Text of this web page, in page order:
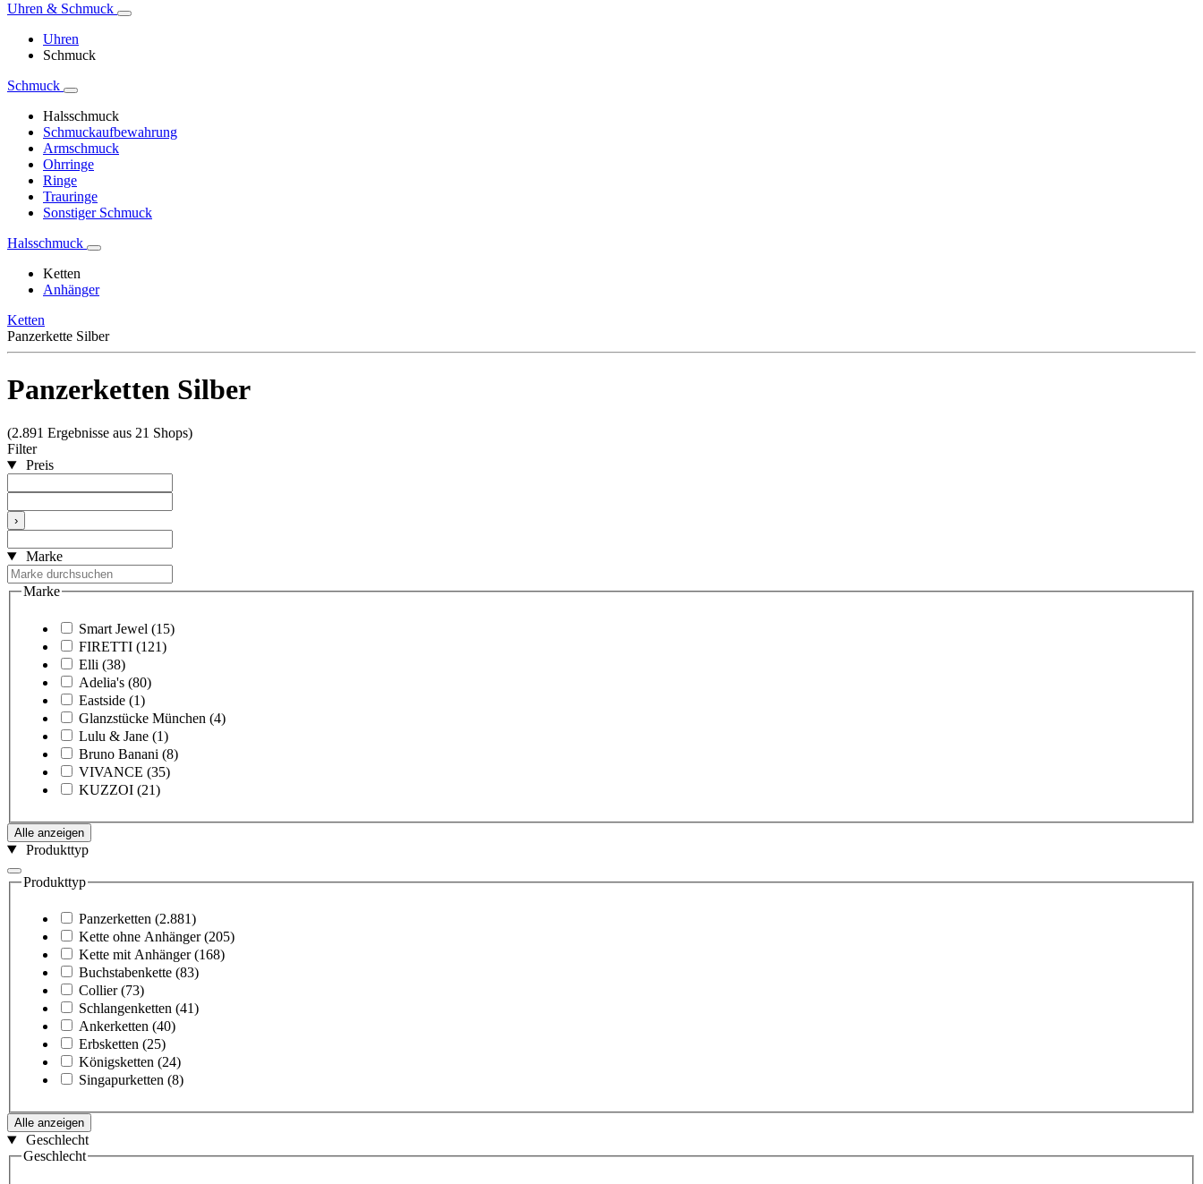
Uhren & Schmuck
Uhren
Schmuck
Schmuck
Halsschmuck
Schmuckaufbewahrung
Armschmuck
Ohrringe
Ringe
Trauringe
Sonstiger Schmuck
Halsschmuck
Ketten
Anhänger
Ketten
Panzerkette Silber
Panzerketten Silber
(2.891 Ergebnisse aus 21 Shops)
Filter
Preis
›
Marke
Marke
Smart Jewel (15)
FIRETTI (121)
Elli (38)
Adelia's (80)
Eastside (1)
Glanzstücke München (4)
Lulu & Jane (1)
Bruno Banani (8)
VIVANCE (35)
KUZZOI (21)
Alle anzeigen
Produkttyp
Produkttyp
Panzerketten (2.881)
Kette ohne Anhänger (205)
Kette mit Anhänger (168)
Buchstabenkette (83)
Collier (73)
Schlangenketten (41)
Ankerketten (40)
Erbsketten (25)
Königsketten (24)
Singapurketten (8)
Alle anzeigen
Geschlecht
Geschlecht